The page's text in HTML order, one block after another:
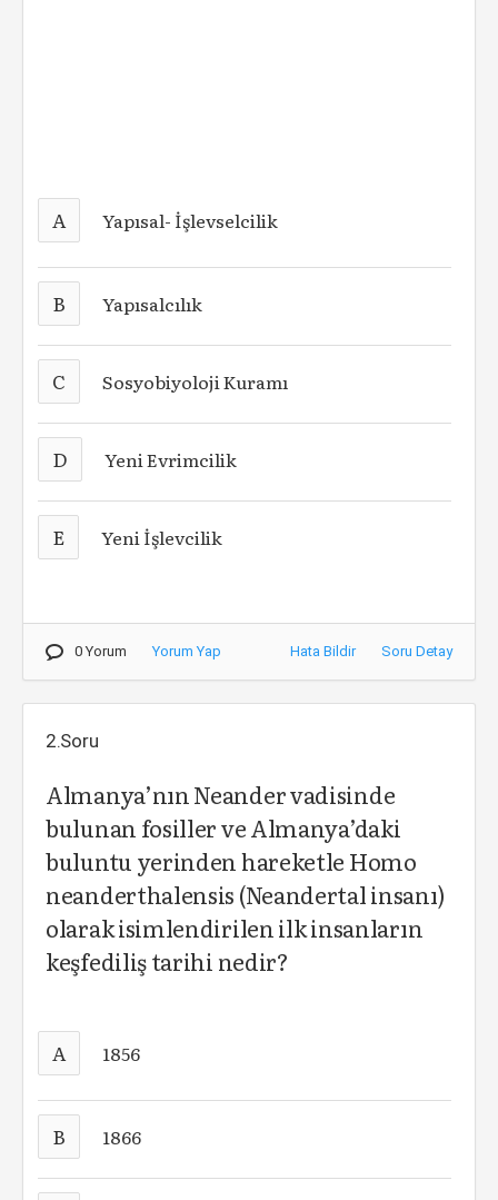
A Yapısal- İşlevselcilik
B Yapısalcılık
C Sosyobiyoloji Kuramı
D Yeni Evrimcilik
E Yeni İşlevcilik
0 Yorum Yorum Yap Hata Bildir Soru Detay
2.Soru
Almanya’nın Neander vadisinde
bulunan fosiller ve Almanya’daki
buluntu yerinden hareketle Homo
neanderthalensis (Neandertal insanı)
olarak isimlendirilen ilk insanların
keşfediliş tarihi nedir?
A 1856
B 1866